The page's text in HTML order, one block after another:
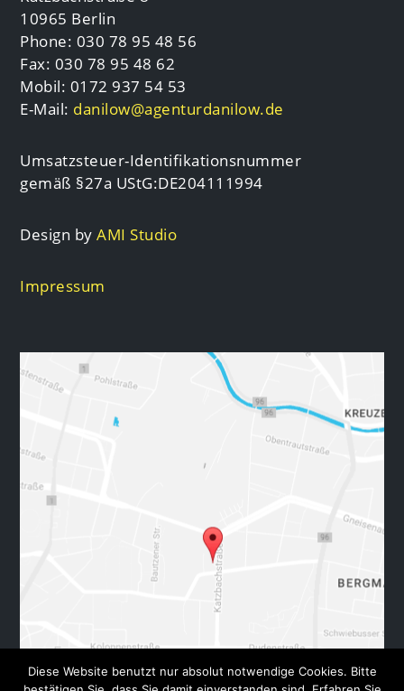
10965 Berlin
Phone: 030 78 95 48 56
Fax: 030 78 95 48 62
Mobil: 0172 937 54 53
E-Mail: danilow@agenturdanilow.de
Umsatzsteuer-Identifikationsnummer
gemäß §27a UStG:DE204111994
Design byAMI Studio
Impressum
Diese Website benutzt nur absolut notwendige Cookies. Bitte